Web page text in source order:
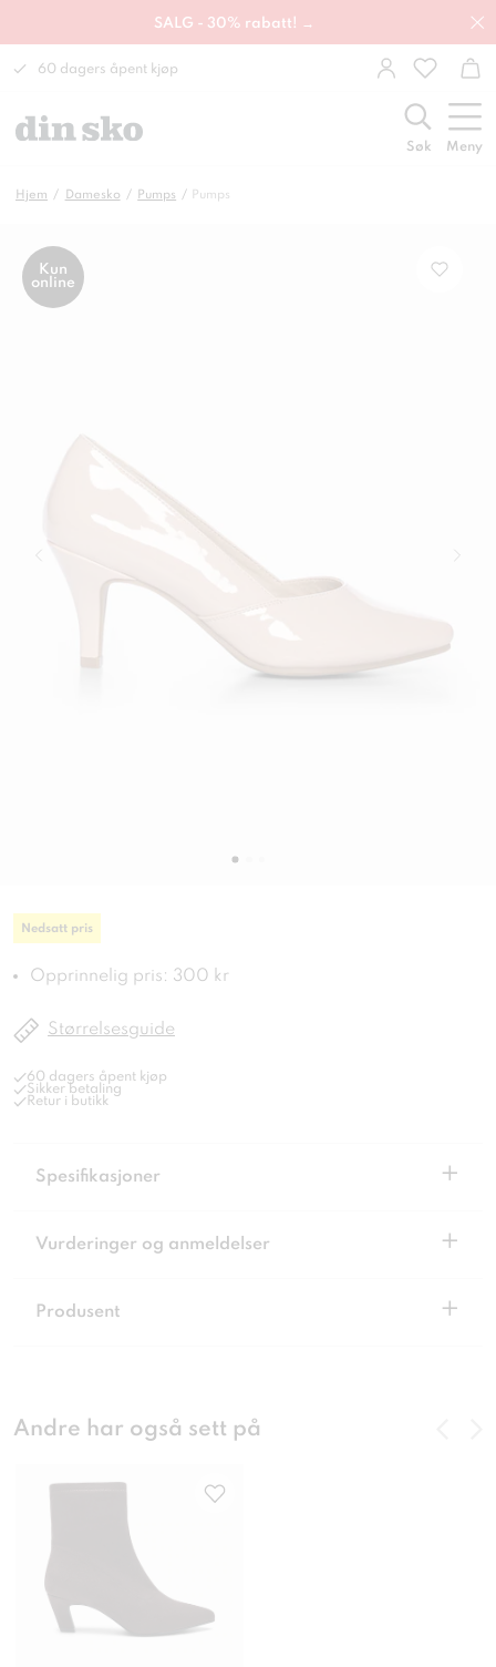
SALG - 30% rabatt! →
60 dagers åpent kjøp
Søk Meny
Hjem Damesko Pumps Pumps
Kun
online
Nedsatt pris
Opprinnelig pris: 300 kr
Størrelsesguide
60 dagers åpent kjøp
Sikker betaling
Retur i butikk
Spesifikasjoner +
Vurderinger og anmeldelser +
Produsent +
Andre har også sett på